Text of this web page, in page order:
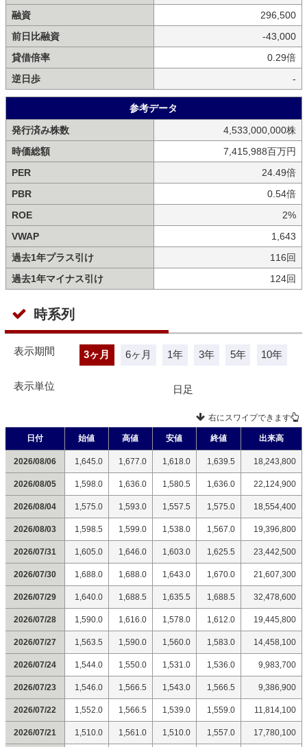
融資
296,500
前日比融資
-43,000
貸借倍率
0.29倍
逆日歩
-
参考データ
発行済み株数
4,533,000,000株
時価総額
7,415,988百万円
PER
24.49倍
PBR
0.54倍
ROE
2%
VWAP
1,643
過去1年プラス引け
116回
過去1年マイナス引け
124回
時系列
表示期間 3ヶ月 6ヶ月 1年 3年 5年 10年
表示単位 日足
右にスワイプできます
日付 始値 高値 安値 終値 出来高
2026/08/06 1,645.0 1,677.0 1,618.0 1,639.5 18,243,800
2026/08/05 1,598.0 1,636.0 1,580.5 1,636.0 22,124,900
2026/08/04 1,575.0 1,593.0 1,557.5 1,575.0 18,554,400
2026/08/03 1,598.5 1,599.0 1,538.0 1,567.0 19,396,800
2026/07/31 1,605.0 1,646.0 1,603.0 1,625.5 23,442,500
2026/07/30 1,688.0 1,688.0 1,643.0 1,670.0 21,607,300
2026/07/29 1,640.0 1,688.5 1,635.5 1,688.5 32,478,600
2026/07/28 1,590.0 1,616.0 1,578.0 1,612.0 19,445,800
2026/07/27 1,563.5 1,590.0 1,560.0 1,583.0 14,458,100
2026/07/24 1,544.0 1,550.0 1,531.0 1,536.0 9,983,700
2026/07/23 1,546.0 1,566.5 1,543.0 1,566.5 9,386,900
2026/07/22 1,552.0 1,566.5 1,539.0 1,559.0 11,814,100
2026/07/21 1,510.0 1,561.0 1,510.0 1,557.0 17,780,100